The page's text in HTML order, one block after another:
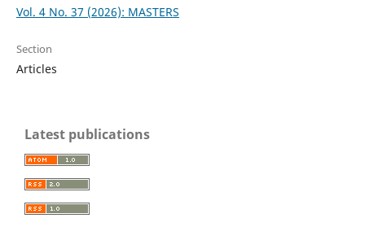
Vol. 4 No. 37 (2026): MASTERS
Section
Articles
Latest publications